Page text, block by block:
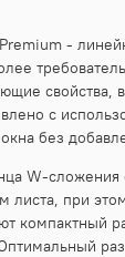
-
свойства,
с
без
W-
листа, при
компактный